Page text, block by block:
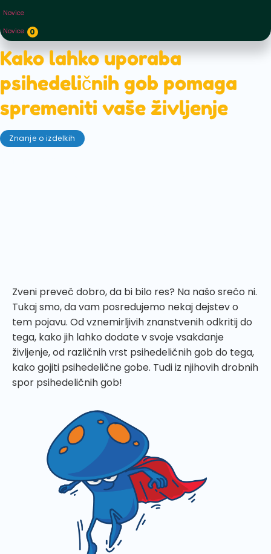
Novice
Novice
0
Kako lahko uporaba
psihedeličnih gob pomaga
spremeniti vaše življenje
Znanje o izdelkih
Zveni preveč dobro, da bi bilo res? Na našo srečo ni.
Tukaj smo, da vam posredujemo nekaj dejstev o
tem pojavu. Od vznemirljivih znanstvenih odkritij do
tega, kako jih lahko dodate v svoje vsakdanje
življenje, od različnih vrst psihedeličnih gob do tega,
kako gojiti psihedelične gobe. Tudi iz njihovih drobnih
spor psihedeličnih gob!